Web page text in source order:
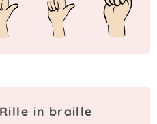
in braille